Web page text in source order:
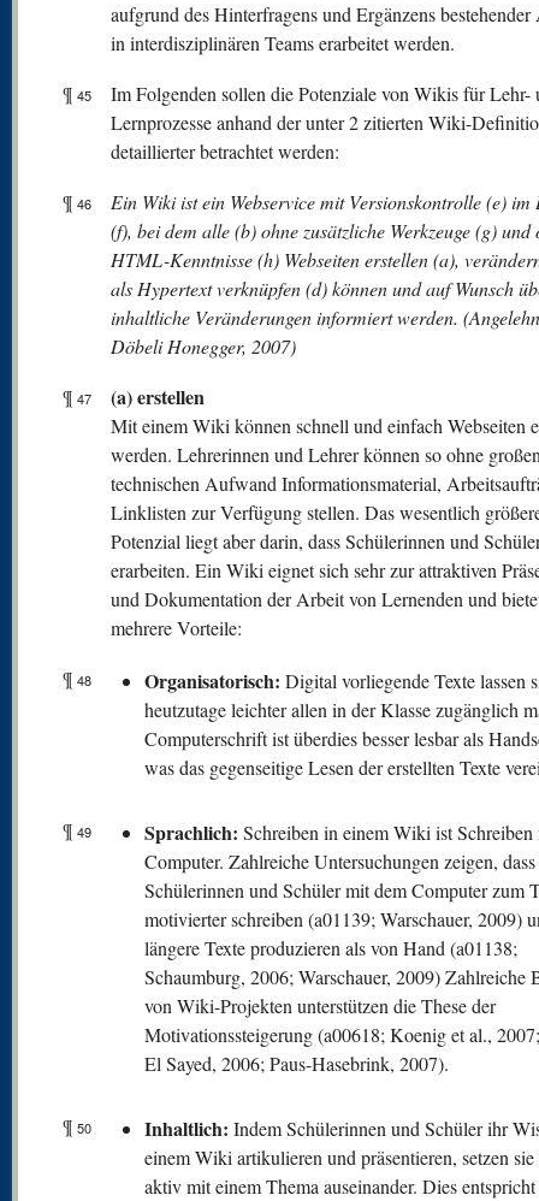
aufgrund des Hinterfragens und Ergänzens bestehender
in interdisziplinären Teams erarbeitet werden.
¶ 45
Im Folgenden sollen die Potenziale von Wikis für Lehr-
Lernprozesse anhand der unter 2 zitierten Wiki-
detaillierter betrachtet werden:
¶ 46
Ein Wiki ist ein Webservice mit Versionskontrolle (e) im
(f), bei dem alle (b) ohne zusätzliche Werkzeuge (g) und
HTML-Kenntnisse (h) Webseiten erstellen (a),
als Hypertext verknüpfen (d) können und auf Wunsch
inhaltliche Veränderungen informiert werden.
Döbeli Honegger, 2007)
¶ 47 (a) erstellen
Mit einem Wiki können schnell und einfach Webseiten
werden. Lehrerinnen und Lehrer können so ohne
technischen Aufwand Informationsmaterial,
Linklisten zur Verfügung stellen. Das wesentlich
Potenzial liegt aber darin, dass Schülerinnen und
erarbeiten. Ein Wiki eignet sich sehr zur attraktiven
und Dokumentation der Arbeit von Lernenden und
mehrere Vorteile:
¶ 48 Organisatorisch: Digital vorliegende Texte lassen
heutzutage leichter allen in der Klasse zugänglich
Computerschrift ist überdies besser lesbar als
was das gegenseitige Lesen der erstellten Texte
¶ 49 Sprachlich: Schreiben in einem Wiki ist Schreiben
Computer. Zahlreiche Untersuchungen zeigen, dass
Schülerinnen und Schüler mit dem Computer zum
motivierter schreiben (a01139; Warschauer, 2009)
längere Texte produzieren als von Hand (a01138;
Schaumburg, 2006; Warschauer, 2009) Zahlreiche
von Wiki-Projekten unterstützen die These der
Motivationssteigerung (a00618; Koenig et al.,
El Sayed, 2006; Paus-Hasebrink, 2007).
¶ 50 Inhaltlich: Indem Schülerinnen und Schüler ihr
einem Wiki artikulieren und präsentieren, setzen sie
aktiv mit einem Thema auseinander. Dies